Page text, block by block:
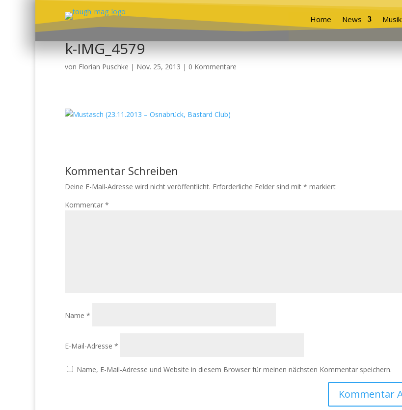
Home News Musik
k-IMG_4579
von Florian Puschke | Nov. 25, 2013 | 0 Kommentare
Kommentar Schreiben
Deine E-Mail-Adresse wird nicht veröffentlicht. Erforderliche Felder sind mit * markiert
Kommentar *
Name *
E-Mail-Adresse *
Name, E-Mail-Adresse und Website in diesem Browser für meinen nächsten Kommentar speichern.